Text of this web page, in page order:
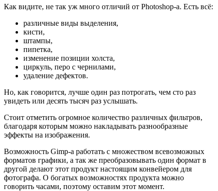
Как видите, не так уж много отличий от Photoshop-а. Есть всё:
различные виды выделения,
кисти,
штампы,
пипетка,
изменение позиции холста,
циркуль, перо с чернилами,
удаление дефектов.
Но, как говорится, лучше один раз потрогать, чем сто раз
увидеть или десять тысяч раз услышать.
Стоит отметить огромное количество различных фильтров,
благодаря которым можно накладывать разнообразные
эффекты на изображения.
Возможность Gimp-а работать с множеством всевозможных
форматов графики, а так же преобразовывать один формат в
другой делают этот продукт настоящим конвейером для
фотографа. О богатых возможностях продукта можно
говорить часами, поэтому оставим этот момент.